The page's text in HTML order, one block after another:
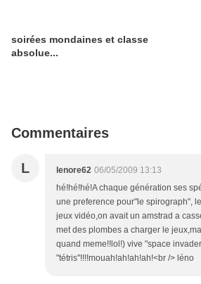
soirées mondaines et classe
absolue...
Commentaires
L lenore62 06/05/2009 13:13
hé!hé!hé!A chaque génération ses
une preference pour"le spirograph",
jeux vidéo,on avait un amstrad a
met des plombes a charger le
quand meme!!lol!) vive "space
"tétris"!!!!mouah!ah!ah!ah!<br /> léno